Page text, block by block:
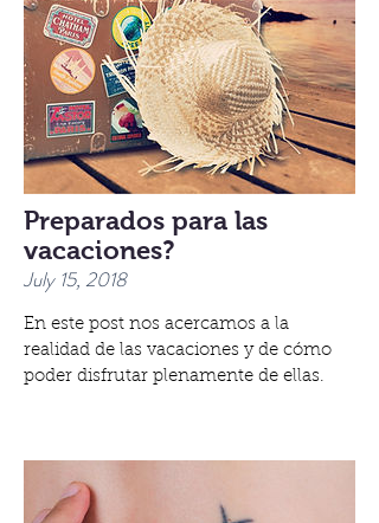
Preparados para las
vacaciones?
July 15, 2018
En este post nos acercamos a la
realidad de las vacaciones y de cómo
poder disfrutar plenamente de ellas.